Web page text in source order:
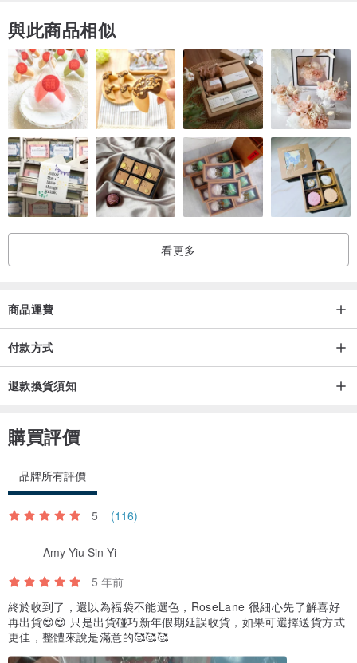
建議不要浸在水里, 洗澡時應先除下.
2.同一張千代紙由於圖紋位置不一,會造出不一樣的成品,因此與相片圖
案或有不同.
3. 商品可能因拍攝產生色差，圖片僅供參考，商品依實際供貨樣式為
準。
4. 商品中或含有細小零件, 應避免兒童接觸或請在成人監護下正確使
用。
5. 默認郵寄方式: 香港澳門郵局平郵,台灣大陸等亞洲地區郵局掛號。
產地/製造方式
產地香港 手工製作
與此商品相似
看更多
商品運費
付款方式
退款換貨須知
購買評價
品牌所有評價
5 (116)
Amy Yiu Sin Yi
5 年前
終於收到了，還以為福袋不能選色，RoseLane 很細心先了解喜好
再出貨😍😍 只是出貨碰巧新年假期延誤收貨，如果可選擇送貨方式
更佳，整體來說是滿意的🥰🥰🥰